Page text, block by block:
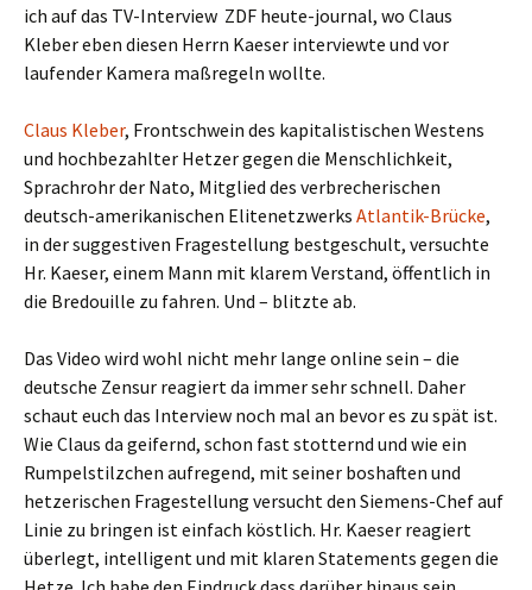
ich auf das TV-Interview ZDF heute-journal, wo Claus
Kleber eben diesen Herrn Kaeser interviewte und vor
laufender Kamera maßregeln wollte.
Claus Kleber, Frontschwein des kapitalistischen Westens
und hochbezahlter Hetzer gegen die Menschlichkeit,
Sprachrohr der Nato, Mitglied des verbrecherischen
deutsch-amerikanischen Elitenetzwerks Atlantik-Brücke,
in der suggestiven Fragestellung bestgeschult, versuchte
Hr. Kaeser, einem Mann mit klarem Verstand, öffentlich in
die Bredouille zu fahren. Und – blitzte ab.
Das Video wird wohl nicht mehr lange online sein – die
deutsche Zensur reagiert da immer sehr schnell. Daher
schaut euch das Interview noch mal an bevor es zu spät ist.
Wie Claus da geifernd, schon fast stotternd und wie ein
Rumpelstilzchen aufregend, mit seiner boshaften und
hetzerischen Fragestellung versucht den Siemens-Chef auf
Linie zu bringen ist einfach köstlich. Hr. Kaeser reagiert
überlegt, intelligent und mit klaren Statements gegen die